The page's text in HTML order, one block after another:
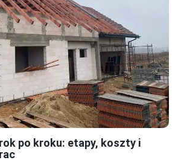
po kroku: etapy, koszty i